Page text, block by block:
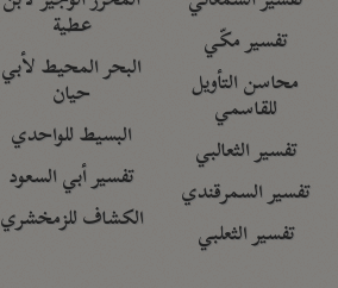
تفسير مكّي
محاسن التأويل
للقاسمي
تفسير الثعالبي
تفسير السمرقندي
تفسير الثعلبي
عطية
البحر المحيط لأبي
حيان
البسيط للواحدي
تفسير أبي السعود
الكشاف للزمخشري